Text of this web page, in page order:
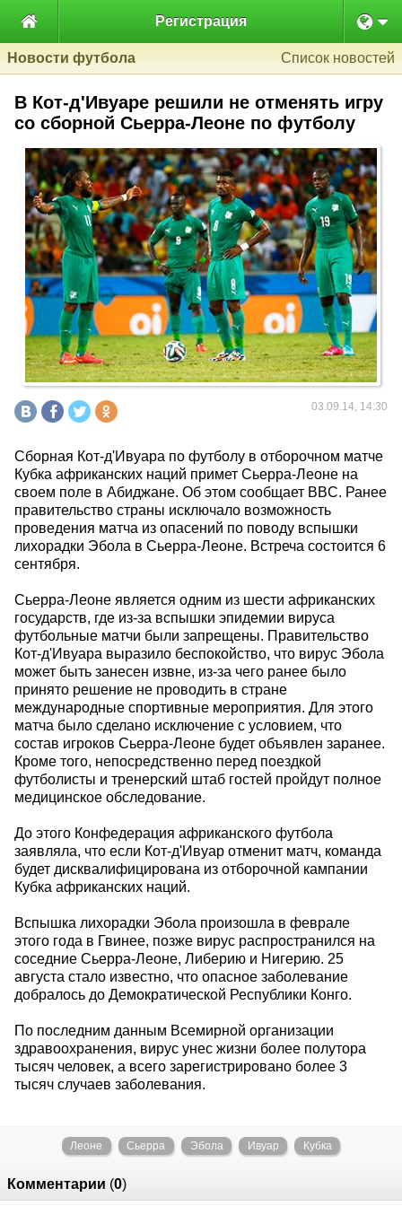
 Регистрация
Новости футбола Список новостей
В Кот-д'Ивуаре решили не отменять игру
со сборной Сьерра-Леоне по футболу
03.09.14, 14:30
Сборная Кот-д'Ивуара по футболу в отборочном матче
Кубка африканских наций примет Сьерра-Леоне на
своем поле в Абиджане. Об этом сообщает BBC. Ранее
правительство страны исключало возможность
проведения матча из опасений по поводу вспышки
лихорадки Эбола в Сьерра-Леоне. Встреча состоится 6
сентября.
Сьерра-Леоне является одним из шести африканских
государств, где из-за вспышки эпидемии вируса
футбольные матчи были запрещены. Правительство
Кот-д'Ивуара выразило беспокойство, что вирус Эбола
может быть занесен извне, из-за чего ранее было
принято решение не проводить в стране
международные спортивные мероприятия. Для этого
матча было сделано исключение с условием, что
состав игроков Сьерра-Леоне будет объявлен заранее.
Кроме того, непосредственно перед поездкой
футболисты и тренерский штаб гостей пройдут полное
медицинское обследование.
До этого Конфедерация африканского футбола
заявляла, что если Кот-д'Ивуар отменит матч, команда
будет дисквалифицирована из отборочной кампании
Кубка африканских наций.
Вспышка лихорадки Эбола произошла в феврале
этого года в Гвинее, позже вирус распространился на
соседние Сьерра-Леоне, Либерию и Нигерию. 25
августа стало известно, что опасное заболевание
добралось до Демократической Республики Конго.
По последним данным Всемирной организации
здравоохранения, вирус унес жизни более полутора
тысяч человек, а всего зарегистрировано более 3
тысяч случаев заболевания.
Леоне Сьерра Эбола Ивуар Кубка
Комментарии (0)